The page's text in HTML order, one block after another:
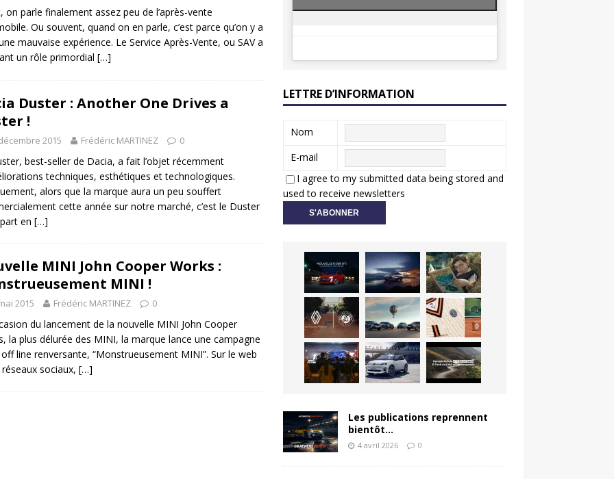
on parle finalement assez peu de l’après-vente
Ou souvent, quand on en parle, c’est parce qu’on y a
mauvaise expérience. Le Service Après-Vente, ou SAV a
un rôle primordial […]
Duster : Another One Drives a
!
2015 Frédéric MARTINEZ 0
best-seller de Dacia, a fait l’objet récemment
techniques, esthétiques et technologiques.
alors que la marque aura un peu souffert
cette année sur notre marché, c’est le Duster
en […]
MINI John Cooper Works :
MINI !
2015 Frédéric MARTINEZ 0
du lancement de la nouvelle MINI John Cooper
la plus délurée des MINI, la marque lance une campagne
line renversante, “Monstrueusement MINI”. Sur le web
sociaux, […]
LETTRE D’INFORMATION
Nom
E-mail
I agree to my submitted data being stored and
used to receive newsletters
Les publications reprennent
bientôt…
4 avril 2026 0